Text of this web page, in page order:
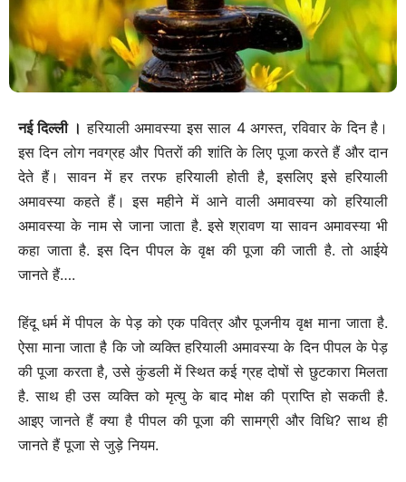
नई दिल्‍ली । हरियाली अमावस्या इस साल 4 अगस्त, रविवार के दिन है।
इस दिन लोग नवग्रह और पितरों की शांति के लिए पूजा करते हैं और दान
देते हैं। सावन में हर तरफ हरियाली होती है, इसलिए इसे हरियाली
अमावस्या कहते हैं। इस महीने में आने वाली अमावस्या को हरियाली
अमावस्या के नाम से जाना जाता है. इसे श्रावण या सावन अमावस्या भी
कहा जाता है. इस दिन पीपल के वृक्ष की पूजा की जाती है. तो आईये
जानते हैं….
हिंदू धर्म में पीपल के पेड़ को एक पवित्र और पूजनीय वृक्ष माना जाता है.
ऐसा माना जाता है कि जो व्यक्ति हरियाली अमावस्या के दिन पीपल के पेड़
की पूजा करता है, उसे कुंडली में स्थित कई ग्रह दोषों से छुटकारा मिलता
है. साथ ही उस व्यक्ति को मृत्यु के बाद मोक्ष की प्राप्ति हो सकती है.
आइए जानते हैं क्या है पीपल की पूजा की सामग्री और विधि? साथ ही
जानते हैं पूजा से जुड़े नियम.